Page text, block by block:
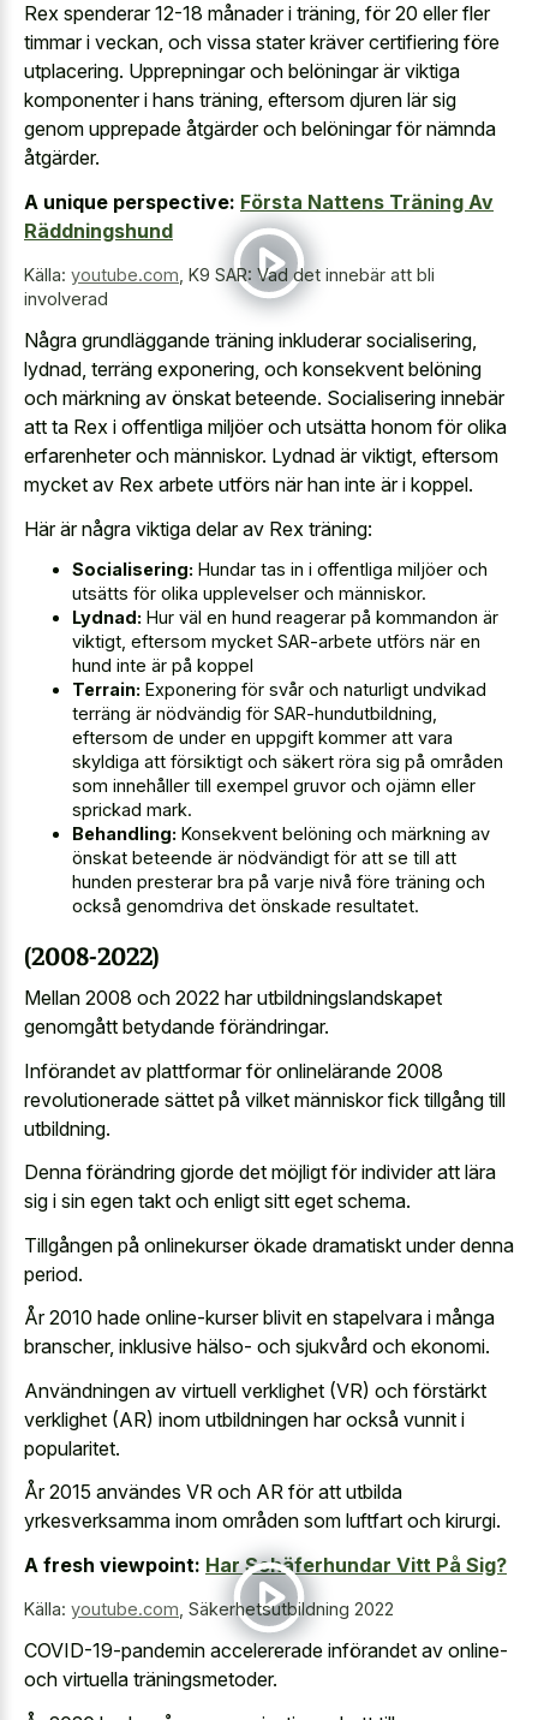
Rex spenderar 12-18 månader i träning, för 20 eller fler
timmar i veckan, och vissa stater kräver certifiering före
utplacering. Upprepningar och belöningar är viktiga
komponenter i hans träning, eftersom djuren lär sig
genom upprepade åtgärder och belöningar för nämnda
åtgärder.
A unique perspective: Första Nattens Träning Av
Räddningshund
Källa: youtube.com K9 SAR: Vad det innebär att bli
involverad
Några grundläggande träning inkluderar socialisering,
lydnad, terräng exponering, och konsekvent belöning
och märkning av önskat beteende. Socialisering innebär
att ta Rex i offentliga miljöer och utsätta honom för olika
erfarenheter och människor. Lydnad är viktigt, eftersom
mycket av Rex arbete utförs när han inte är i koppel.
Här är några viktiga delar av Rex träning:
Socialisering: Hundar tas in i offentliga miljöer och
utsätts för olika upplevelser och människor.
Lydnad: Hur väl en hund reagerar på kommandon är
viktigt, eftersom mycket SAR-arbete utförs när en
hund inte är på koppel
Terrain: Exponering för svår och naturligt undvikad
terräng är nödvändig för SAR-hundutbildning,
eftersom de under en uppgift kommer att vara
skyldiga att försiktigt och säkert röra sig på områden
som innehåller till exempel gruvor och ojämn eller
sprickad mark.
Behandling: Konsekvent belöning och märkning av
önskat beteende är nödvändigt för att se till att
hunden presterar bra på varje nivå före träning och
också genomdriva det önskade resultatet.
(2008-2022)
Mellan 2008 och 2022 har utbildningslandskapet
genomgått betydande förändringar.
Införandet av plattformar för onlinelärande 2008
revolutionerade sättet på vilket människor fick tillgång till
utbildning.
Denna förändring gjorde det möjligt för individer att lära
sig i sin egen takt och enligt sitt eget schema.
Tillgången på onlinekurser ökade dramatiskt under denna
period.
År 2010 hade online-kurser blivit en stapelvara i många
branscher, inklusive hälso- och sjukvård och ekonomi.
Användningen av virtuell verklighet (VR) och förstärkt
verklighet (AR) inom utbildningen har också vunnit i
popularitet.
År 2015 användes VR och AR för att utbilda
yrkesverksamma inom områden som luftfart och kirurgi.
A fresh viewpoint: Har Schäferhundar Vitt På Sig?
Källa: youtube.com Säkerhetsutbildning 2022
COVID-19-pandemin accelererade införandet av online-
och virtuella träningsmetoder.